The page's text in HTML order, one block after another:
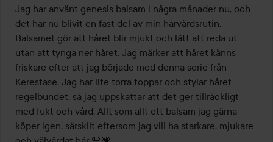
av
5
Jag har använt genesis balsam i några månader nu, och
det har nu blivit en fast del av min hårvårdsrutin.
Balsamet gör att håret blir mjukt och lätt att reda ut
utan att tynga ner håret. Jag märker att håret känns
friskare efter att jag började med denna serie från
Kerestase. Jag har lite torra toppar och stylar håret
regelbundet, så jag uppskattar att det ger tillräckligt
med fukt och vård. Allt som allt ett balsam jag gärna
köper igen, särskilt eftersom jag vill ha starkare, mjukare